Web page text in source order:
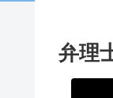
弁理